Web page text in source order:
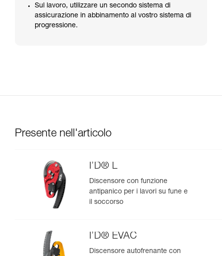
Sul lavoro, utilizzare un secondo sistema di
assicurazione in abbinamento al vostro sistema di
progressione.
Presente nell'articolo
I’D® L
Discensore con funzione
antipanico per i lavori su fune e
il soccorso
I’D® EVAC
Discensore autofrenante con